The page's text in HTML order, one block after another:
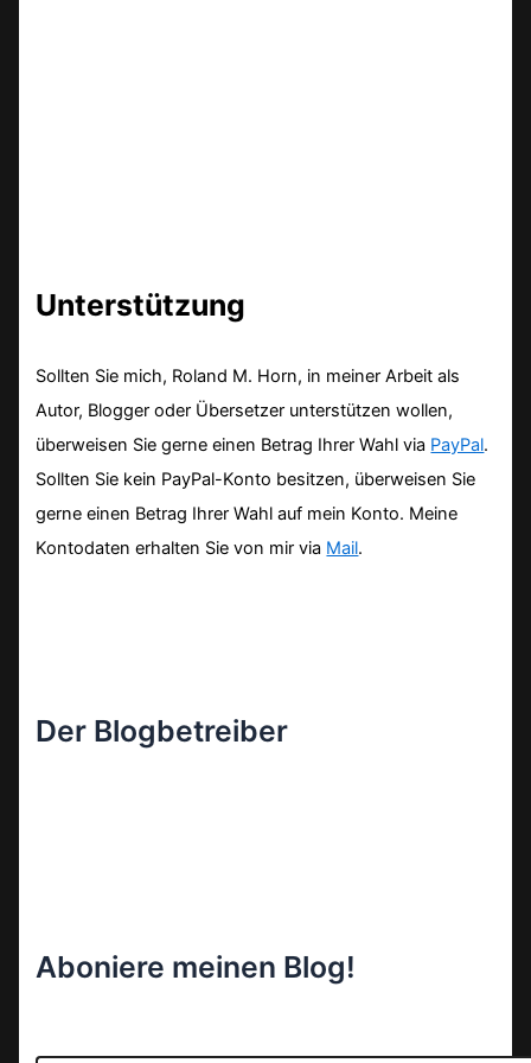
Unterstützung
Sollten Sie mich, Roland M. Horn, in meiner Arbeit als
Autor, Blogger oder Übersetzer unterstützen wollen,
überweisen Sie gerne einen Betrag Ihrer Wahl via PayPal.
Sollten Sie kein PayPal-Konto besitzen, überweisen Sie
gerne einen Betrag Ihrer Wahl auf mein Konto. Meine
Kontodaten erhalten Sie von mir via Mail.
Der Blogbetreiber
Aboniere meinen Blog!